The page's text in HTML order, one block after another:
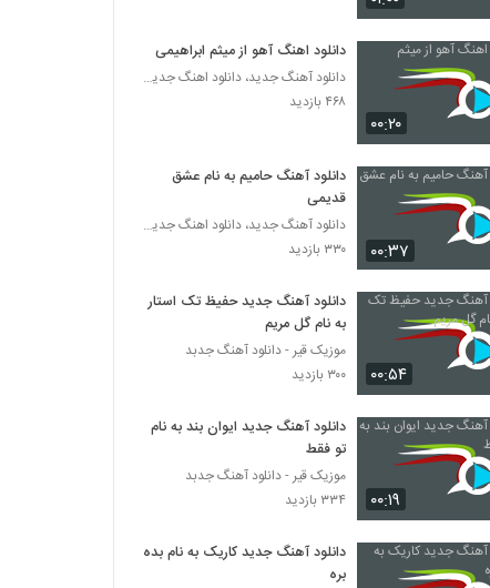
آهنگ فرهان سلیمیان بنام عشق رویایی
موزیک زیبای بد باش از کاوه کاویان
۲۱۲ بازدید
دانلود آهنگ یاد تو از سلمان جلیلی
۲۱۳ بازدید
۲۱۰ بازدید
دانلود آهنگ زندگی از مهدی ماهور
۲۱۴ بازدید
آهنگ میلاد موسوی بنام عاشقت شدم
۲۲۹ بازدید
موزیک زیبای دلنامه از پیمان شهبازی
۲۰۲ بازدید
۰۰:۲۰
دانلود اهنگ آهو از میثم ابراهیمی
دانلود آهنگ جدید، دانلود اهنگ جدید ایرانی
۴۶۸ بازدید
۰۰:۳۷
دانلود آهنگ حامیم به نام عشق
قدیمی
دانلود آهنگ جدید، دانلود اهنگ جدید ایرانی
۳۳۰ بازدید
۰۰:۵۴
دانلود آهنگ جدید حفیظ تک استار
به نام گل مریم
موزیک قیر - دانلود آهنگ جدبد
۳۰۰ بازدید
۰۰:۱۹
دانلود آهنگ جدید ایوان بند به نام
تو فقط
موزیک قیر - دانلود آهنگ جدبد
۳۳۴ بازدید
دانلود آهنگ جدید کاریک به نام بده
بره